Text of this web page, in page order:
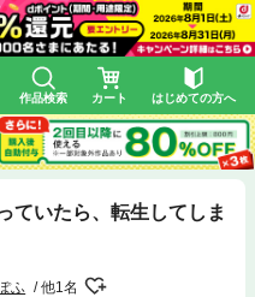
作品検索 カート はじめての方へ
ていたら、転生してしま
ふ 他1名